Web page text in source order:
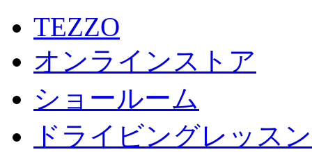
TEZZO
オンラインストア
ショールーム
ドライビングレッスン